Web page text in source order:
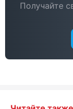
Получайте